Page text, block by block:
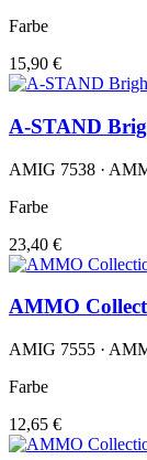
Farbe
15,90 €
A-STAND
AMIG 7538 ·
Farbe
23,40 €
AMMO
AMIG 7555 ·
Farbe
12,65 €